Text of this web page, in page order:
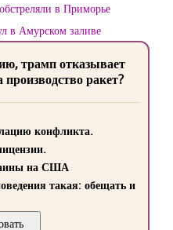
в Приморье
в Амурском заливе
трамп отказывает
ракет?
конфликта.
на США
такая: обещать и